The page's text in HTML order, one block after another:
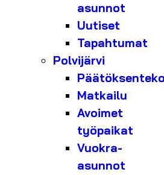
asunnot
Uutiset
Tapahtumat
Polvijärvi
Päätöksenteko
Matkailu
Avoimet
työpaikat
Vuokra-
asunnot